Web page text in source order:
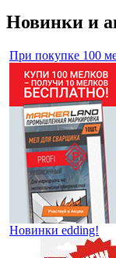
Новинки и
При покупке 100
Новинки edding!